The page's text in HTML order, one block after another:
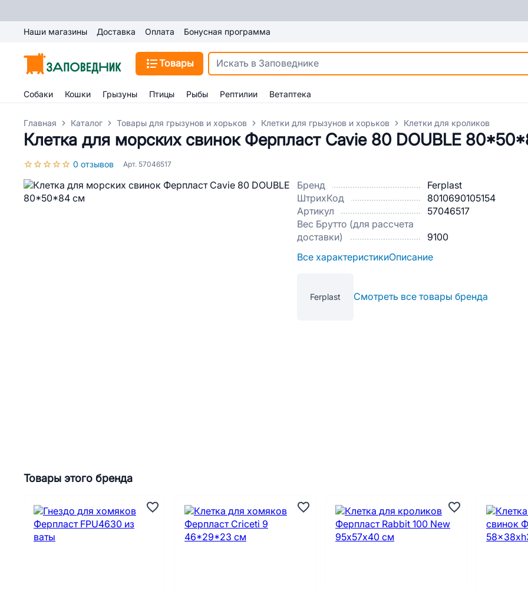
Наши магазины Доставка Оплата Бонусная программа
Товары
Собаки Кошки Грызуны Птицы Рыбы Рептилии Ветаптека
Главная Каталог Товары для грызунов и хорьков Клетки для грызунов и хорьков Клетки для кроликов
Клетка для морских свинок Ферпласт Cavie 80 DOUBLE
0 отзывов Арт. 57046517
Бренд
Ferplast
ШтрихКод
8010690105154
Артикул
57046517
Вес Брутто (для рассчета
доставки)
9100
Все характеристикиОписание
Ferplast Смотреть все товары бренда
Товары этого бренда